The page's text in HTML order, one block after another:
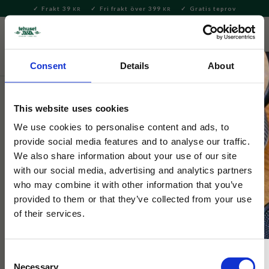
Consent Details About
This website uses cookies
We use cookies to personalise content and ads, to
provide social media features and to analyse our traffic.
We also share information about your use of our site
with our social media, advertising and analytics partners
who may combine it with other information that you’ve
provided to them or that they’ve collected from your use
of their services.
Necessary
Meny
Frakt 39 KR Fri frakt över 399 KR Gratis teprov
Hem & Inredningsdetaljer
Selected by Tehuset Java
Ljusstake Tulia Burgundy Stor
Ljusstake på fot, formad som en tulpan i färgat glas. Ger ett
vackert sken när den är tänd.